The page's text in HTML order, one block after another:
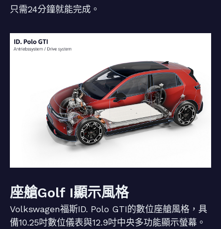
只需24分鐘就能完成。
座艙Golf I顯示風格
Volkswagen福斯ID. Polo GTI的數位座艙風格，具
備10.25吋數位儀表與12.9吋中央多功能顯示螢幕。